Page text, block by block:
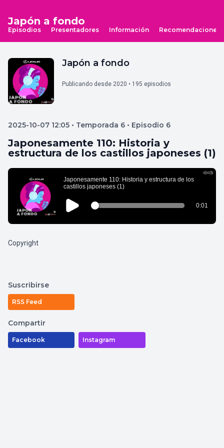
Japón a fondo
Episodios Presentadores Información Recomendaciones
Japón a fondo
Publicando desde 2020 • 195 episodios
2025-10-07 12:05 • Temporada 6 • Episodio 6
Japonesamente 110: Historia y
estructura de los castillos japoneses (1)
Copyright
Suscribirse
RSS Feed
Compartir
Facebook Instagram